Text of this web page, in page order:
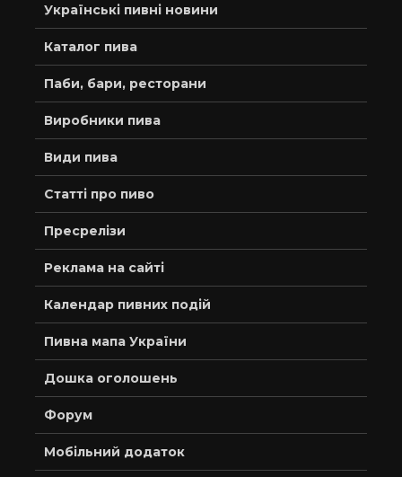
Українські пивні новини
Каталог пива
Паби, бари, ресторани
Виробники пива
Види пива
Статті про пиво
Пресрелізи
Реклама на сайті
Календар пивних подій
Пивна мапа України
Дошка оголошень
Форум
Мобільний додаток